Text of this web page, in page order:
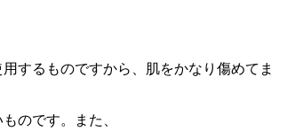
するものですから、肌をかなり傷めてま
のです。また、